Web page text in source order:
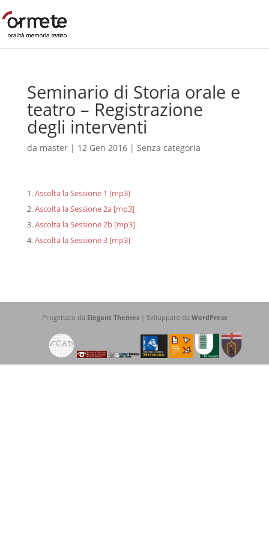
Seminario di Storia orale e
teatro – Registrazione
degli interventi
da master| 12 Gen 2016| Senza categoria
Ascolta la Sessione 1 [mp3]
Ascolta la Sessione 2a [mp3]
Ascolta la Sessione 2b [mp3]
Ascolta la Sessione 3 [mp3]
Progettato da Elegant Themes| Sviluppato da WordPress